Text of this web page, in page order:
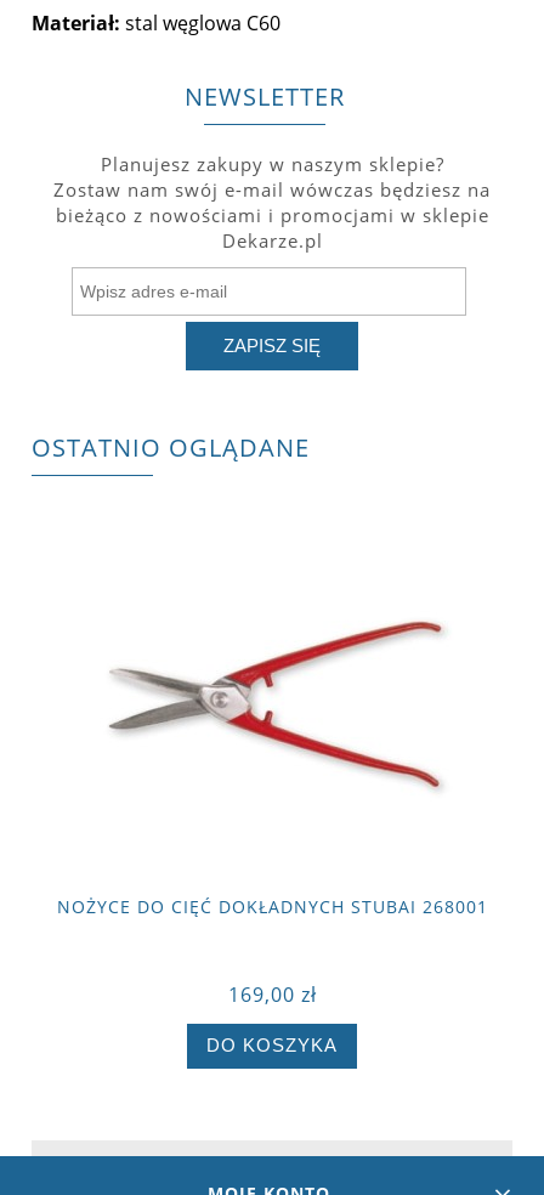
Materiał: stal węglowa C60
NEWSLETTER
Planujesz zakupy w naszym sklepie?
Zostaw nam swój e-mail wówczas będziesz na
bieżąco z nowościami i promocjami w sklepie
Dekarze.pl
ZAPISZ SIĘ
OSTATNIO OGLĄDANE
NOŻYCE DO CIĘĆ DOKŁADNYCH STUBAI 268001
169,00 zł
DO KOSZYKA